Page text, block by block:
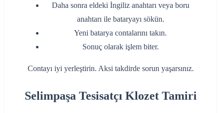
‌Daha sonra eldeki İngiliz anahtarı veya boru
anahtarı ile bataryayı sökün.
‌Yeni batarya contalarını takın.
‌Sonuç olarak işlem biter.
‌Contayı iyi yerleştirin. Aksi takdirde sorun yaşarsınız.
Selimpaşa Tesisatçı Klozet Tamiri